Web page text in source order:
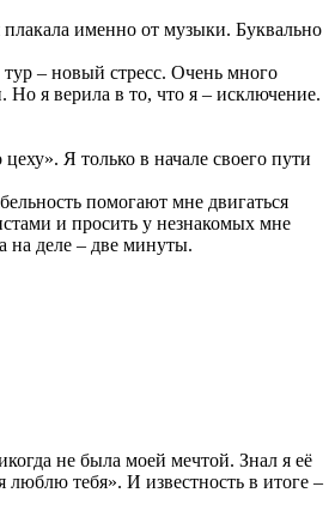
именно от музыки. Буквально
– новый стресс. Очень много
я верила в то, что я – исключение.
Я только в начале своего пути
помогают мне двигаться
и просить у незнакомых мне
на деле – две минуты.
не была моей мечтой. Знал я её
тебя». И известность в итоге –